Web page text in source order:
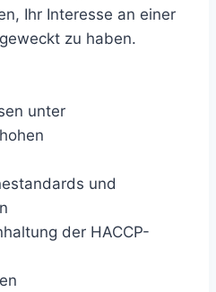
Ihr Interesse an einer
zu haben.
unter
und
der HACCP-